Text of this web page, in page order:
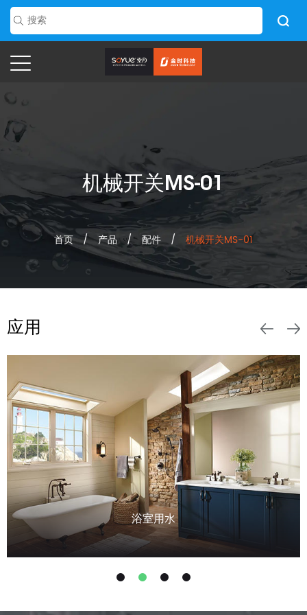
机械开关MS-01
首页 / 产品 / 配件 / 机械开关MS-01
应用
浴室用水